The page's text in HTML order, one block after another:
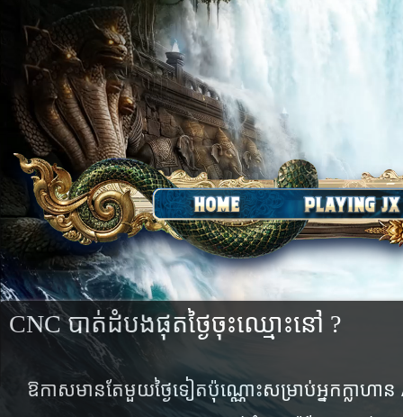
CNC បាត់​ដំបង​ផុត​ថ្ងៃ​ចុះ​ឈ្មោះ​នៅ ?
ឱកាស​មាន​តែ​មួយ​ថ្ងៃ​ទៀត​ប៉ុណ្ណោះ​សម្រាប់​អ្នក​ក្លាហាន​